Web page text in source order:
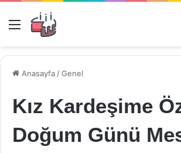
Menü
Anasayfa /Genel
Kız Kardeşime
Doğum Günü